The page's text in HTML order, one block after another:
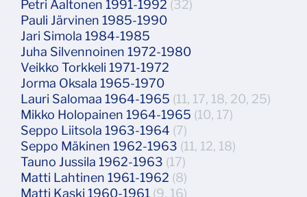
Petri Aaltonen 1991-1992 (32)
Pauli Järvinen 1985-1990
Jari Simola 1984-1985
Juha Silvennoinen 1972-1980
Veikko Torkkeli 1971-1972
Jorma Oksala 1965-1970
Lauri Salomaa 1964-1965 (11, 17, 18, 20, 25)
Mikko Holopainen 1964-1965 (10, 17)
Seppo Liitsola 1963-1964 (7)
Seppo Mäkinen 1962-1963 (11, 12, 18)
Tauno Jussila 1962-1963 (17)
Matti Lahtinen 1961-1962 (8)
Matti Kaski 1960-1961 (9, 16)